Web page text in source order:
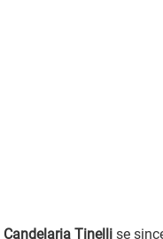
Candelaria Tinelli se